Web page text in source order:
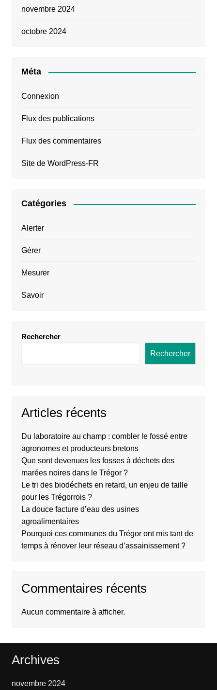
novembre 2024
octobre 2024
Méta
Connexion
Flux des publications
Flux des commentaires
Site de WordPress-FR
Catégories
Alerter
Gérer
Mesurer
Savoir
Rechercher
Rechercher
Articles récents
Du laboratoire au champ : combler le fossé entre
agronomes et producteurs bretons
Que sont devenues les fosses à déchets des
marées noires dans le Trégor ?
Le tri des biodéchets en retard, un enjeu de taille
pour les Trégorrois ?
La douce facture d’eau des usines
agroalimentaires
Pourquoi ces communes du Trégor ont mis tant de
temps à rénover leur réseau d’assainissement ?
Commentaires récents
Aucun commentaire à afficher.
Archives
novembre 2024